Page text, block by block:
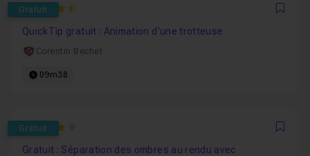
Gratuit
4.5
QuickTip gratuit : Animation d'une trotteuse
Corentin Bechet
09m38
Gratuit
4
Gratuit : Séparation des ombres au rendu avec